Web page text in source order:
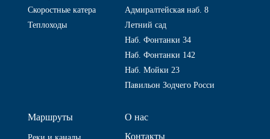
Скоростные катера
Теплоходы
Адмиралтейская наб. 8
Летний сад
Наб. Фонтанки 34
Наб. Фонтанки 142
Наб. Мойки 23
Павильон Зодчего Росси
Маршруты
О нас
Контакты